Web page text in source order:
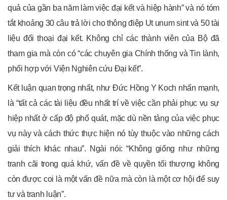
quả của gần ba năm làm việc đại kết và hiệp hành” và nó tóm
tắt khoảng 30 câu trả lời cho thông điệp Ut unum sint và 50 tài
liệu đối thoại đại kết. Không chỉ các thành viên của Bộ đã
tham gia mà còn có “các chuyên gia Chính thống và Tin lành,
phối hợp với Viện Nghiên cứu Đại kết”.
Kết luận quan trọng nhất, như Đức Hồng Y Koch nhấn mạnh,
là “tất cả các tài liệu đều nhất trí về việc cần phải phục vụ sự
hiệp nhất ở cấp độ phổ quát, mặc dù nền tảng của việc phục
vụ này và cách thức thực hiện nó tùy thuộc vào những cách
giải thích khác nhau”. Ngài nói: “Không giống như những
tranh cãi trong quá khứ, vấn đề về quyền tối thượng không
còn được coi là một vấn đề nữa mà còn là một cơ hội để suy
tư và tranh luận”.